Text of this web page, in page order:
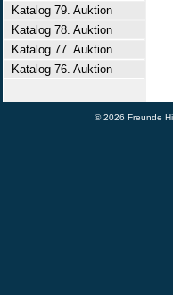
Katalog 79. Auktion
Katalog 78. Auktion
Katalog 77. Auktion
Katalog 76. Auktion
© 2026 Freunde